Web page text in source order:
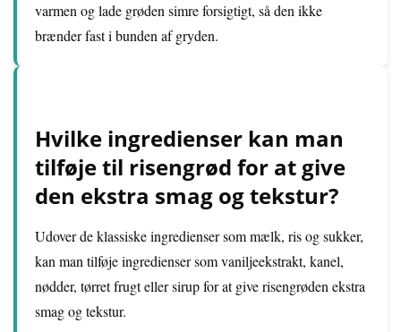
varmen og lade grøden simre forsigtigt, så den ikke
brænder fast i bunden af gryden.
Hvilke ingredienser kan man
tilføje til risengrød for at give
den ekstra smag og tekstur?
Udover de klassiske ingredienser som mælk, ris og sukker,
kan man tilføje ingredienser som vaniljeekstrakt, kanel,
nødder, tørret frugt eller sirup for at give risengrøden ekstra
smag og tekstur.